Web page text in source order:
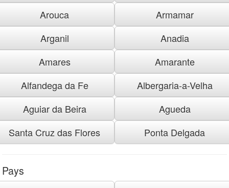
Arouca
Armamar
Arganil
Anadia
Amares
Amarante
Alfandega da Fe
Albergaria-a-Velha
Aguiar da Beira
Agueda
Santa Cruz das Flores
Ponta Delgada
Pays